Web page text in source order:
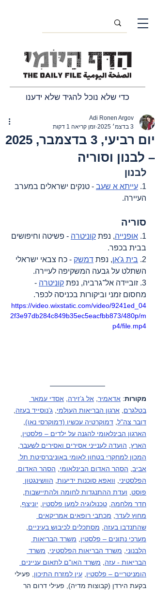
כדי שלא נוכל להגיד שלא ידענו
יום רביעי, 3 בדצמבר, 2025
– לבנון וסוריה
Adi Ronen Argov
3 בדצמ׳ 2025
זמן קריאה 1 דקות
לבנון
1. עייתא א שעב - טנקים ישראלים במערב
העיירה.
סוריה
1. אוּפנייה, נפת קוניטרה - פשיטה וחיפושים
בבית בכפר.
2. בית ג'אן, נפת דמשק - כח צבאי ישראלי
השתלט על גבעה המשקיפה לעיירה.
3. זוביידה אל־גרביה, נפת
קוניטרה -
מחסום זמני וביקורות בכניסה לכפר.
https://video.wixstatic.com/video/9241ed_04
2f3e97db284c849b35ec5eacfbb873/480p/m
p4/file.mp4
מקורות: אדאמיר אל ג’זירה
אסדי עמאר
בטלגרם
ארגון הבריאות העולמי ג’נוסייד בעזה
דובר צה"ל דמוקרטיה עכשיו (דמוקרסי נאו)
הארגון הבינלאומי להגנה על ילדים – פלסטין
הארץ הועדה לענייני אסירים ואסירים לשעבר
המכון למחקרי בטחון לאומי באוניברסיטת תל
אביב הסהר האדום הבינלאומי
הסהר האדום
הפלסטיני
וואפא סוכנות ידיעות הוושינגטון
פוסט
ועדת ההתנגדות לחומה ולהתיישבות
חדר מלחמה טכנולוגיה למען פלסטין יוניצף
מחוץ לעדר מכתבי רופאים אמריקאים
שהתנדבו בעזה
מסתכלים לכיבוש בעיניים
מערכי נתונים – פלסטין
משרד הבריאות
הלבנוני
משרד הבריאות הפלסטיני
משרד
הבריאות - עזה
משרד האו"ם לתאום עניינים
הומניטריים – פלסטין עין למזרח התיכון , פעילי
בקעת הירדן (קבוצות מדיה), פעילי דרום הר